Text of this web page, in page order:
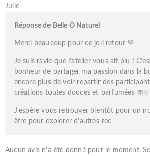
Julie
Réponse de Belle Ö Naturel
Merci beaucoup pour ce joli retour 💚
Je suis ravie que l’atelier vous ait plu !
bonheur de partager ma passion dans la
encore plus de voir repartir des
créations toutes douces et parfumées 🧼✨
J’espère vous retrouver bientôt pour un
être pour explorer d’autres rec
Aucun avis n’a été donné pour le moment.